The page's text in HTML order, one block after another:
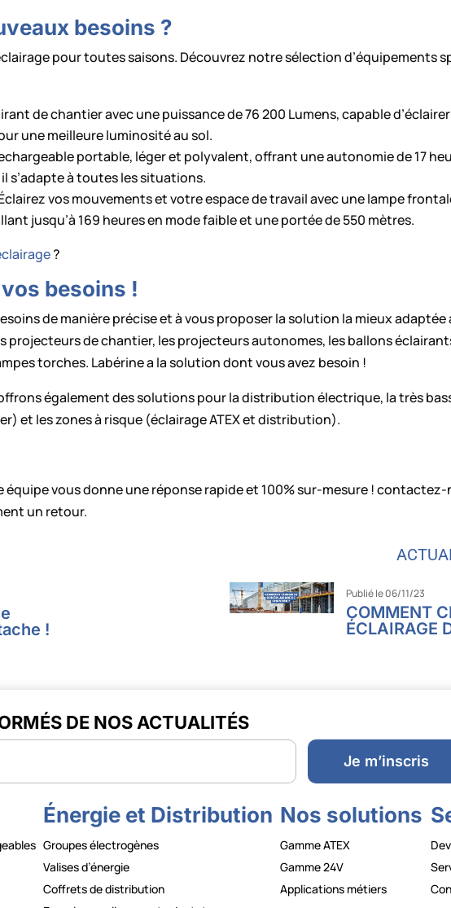
besoins ?
pour toutes saisons. Découvrez notre sélection d’équipements
de chantier avec une puissance de 76 200 Lumens, capable d’éclairer
une meilleure luminosité au sol.
portable, léger et polyvalent, offrant une autonomie de 17
s’adapte à toutes les situations.
vos mouvements et votre espace de travail avec une lampe
jusqu’à 169 heures en mode faible et une portée de 550 mètres.
?
besoins !
de manière précise et à vous proposer la solution la mieux
projecteurs de chantier, les projecteurs autonomes, les ballons
torches. Labérine a la solution dont vous avez besoin !
offrons également des solutions pour la distribution électrique, la très
et les zones à risque (éclairage ATEX et distribution).
équipe vous donne une réponse rapide et 100% sur-mesure !
un retour.
!
Publié le 06/11/23
COMMENT
ÉCLAIRAGE
DE NOS ACTUALITÉS
Je m’inscris
Énergie et Distribution
Groupes électrogènes
Valises d’énergie
Coffrets de distribution
Nos solutions
Gamme ATEX
Gamme 24V
Applications métiers